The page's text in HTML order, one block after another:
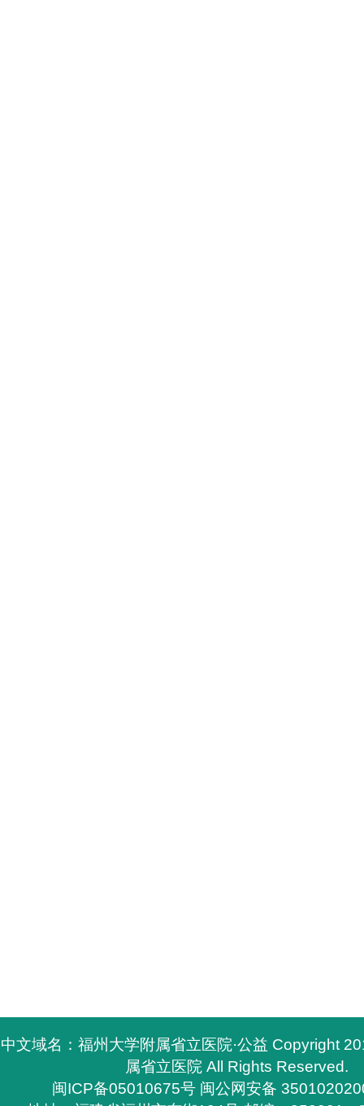
中文域名：福州大学附属省立医院·公益 Copyright
属省立医院 All Rights Reserved.
闽ICP备05010675号 闽公网安备